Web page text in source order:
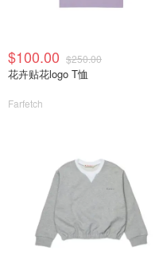
$100.00 $250.00
花卉贴花logo T恤
Farfetch